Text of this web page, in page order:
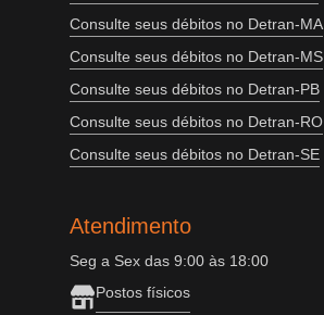
Consulte seus débitos no Detran-MA
Consulte seus débitos no Detran-MS
Consulte seus débitos no Detran-PB
Consulte seus débitos no Detran-RO
Consulte seus débitos no Detran-SE
Atendimento
Seg a Sex das 9:00 às 18:00
Postos físicos